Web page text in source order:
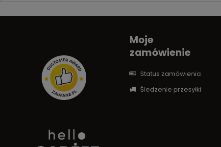
Moje
zamówienie
Status zamówienia
Śledzenie przesyłki